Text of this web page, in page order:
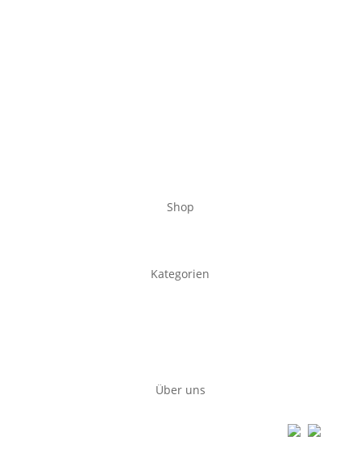
Shop
Kategorien
Über uns